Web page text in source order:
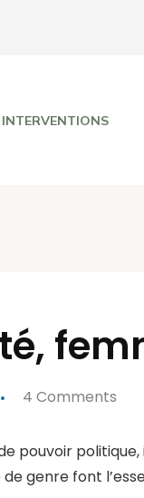
INTERVENTIONS
4 Comments
pouvoir
genre font